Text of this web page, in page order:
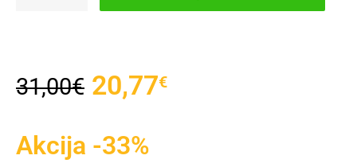
31,00€ 20,77€
Akcija -33%